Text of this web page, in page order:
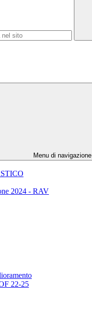
Menu di navigazione
2024 - RAV
22-25